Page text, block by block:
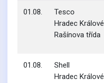
01.08.
Tesco
Hradec Králové
Rašínova třída
01.08.
Shell
Hradec Králové